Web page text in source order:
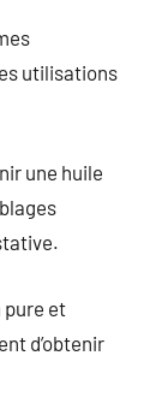
utilisations
une huile
pure et
d’obtenir